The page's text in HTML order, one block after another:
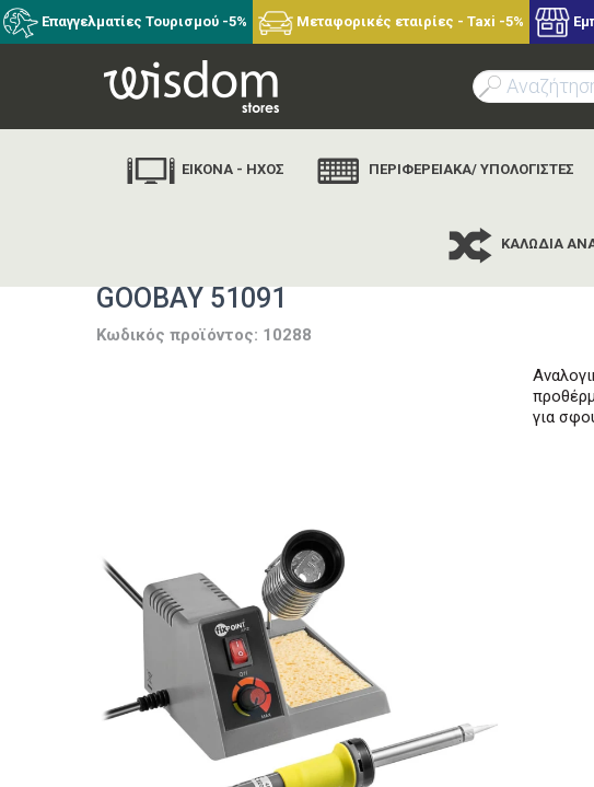
Επαγγελματίες Τουρισμού -5% Μεταφορικές εταιρίες - Taxi -5%
ΕΙΚΟΝΑ - ΗΧΟΣ ΠΕΡΙΦΕΡΕΙΑΚΑ/ ΥΠΟΛΟΓΙΣΤΕΣ
ΚΑΛΩΔΙΑ
GOOBAY 51091
Κωδικός προϊόντος: 10288
για